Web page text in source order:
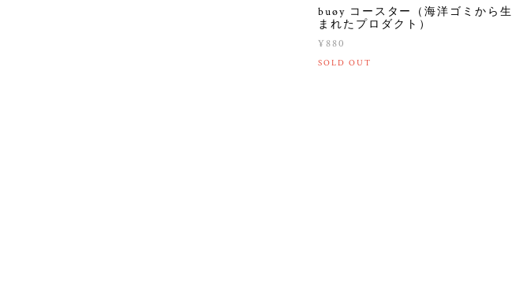
buøy コースター（海洋ゴミから生
まれたプロダクト）
¥880
SOLD OUT